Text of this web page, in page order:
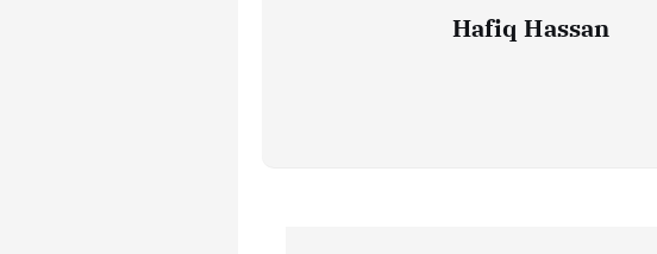
Hafiq Hassan